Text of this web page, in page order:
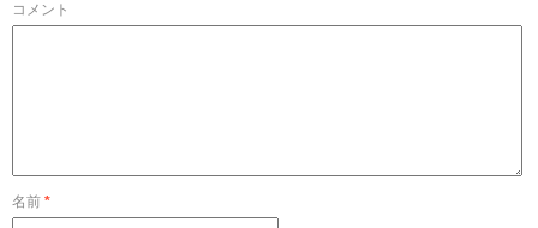
コメント
名前 *